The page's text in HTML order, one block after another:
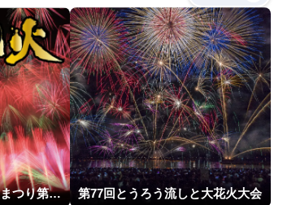
市川三郷町ふるさと夏まつり第38回神明の花火大会 第77回とうろう流しと大花火大会